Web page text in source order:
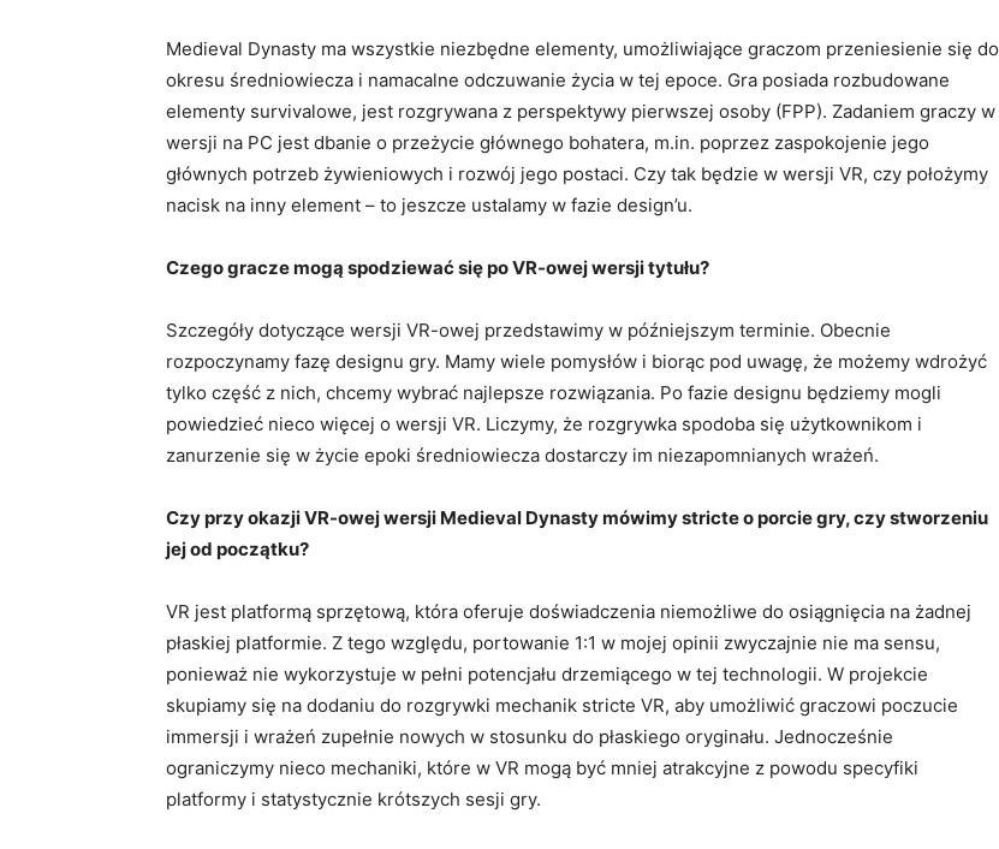
Medieval Dynasty ma wszystkie niezbędne elementy, umożliwiające graczom przeniesienie się do
okresu średniowiecza i namacalne odczuwanie życia w tej epoce. Gra posiada rozbudowane
elementy survivalowe, jest rozgrywana z perspektywy pierwszej osoby (FPP). Zadaniem graczy w
wersji na PC jest dbanie o przeżycie głównego bohatera, m.in. poprzez zaspokojenie jego
głównych potrzeb żywieniowych i rozwój jego postaci. Czy tak będzie w wersji VR, czy położymy
nacisk na inny element – to jeszcze ustalamy w fazie design’u.
Czego gracze mogą spodziewać się po VR-owej wersji tytułu?
Szczegóły dotyczące wersji VR-owej przedstawimy w późniejszym terminie. Obecnie
rozpoczynamy fazę designu gry. Mamy wiele pomysłów i biorąc pod uwagę, że możemy wdrożyć
tylko część z nich, chcemy wybrać najlepsze rozwiązania. Po fazie designu będziemy mogli
powiedzieć nieco więcej o wersji VR. Liczymy, że rozgrywka spodoba się użytkownikom i
zanurzenie się w życie epoki średniowiecza dostarczy im niezapomnianych wrażeń.
Czy przy okazji VR-owej wersji Medieval Dynasty mówimy stricte o porcie gry, czy stworzeniu
jej od początku?
VR jest platformą sprzętową, która oferuje doświadczenia niemożliwe do osiągnięcia na żadnej
płaskiej platformie. Z tego względu, portowanie 1:1 w mojej opinii zwyczajnie nie ma sensu,
ponieważ nie wykorzystuje w pełni potencjału drzemiącego w tej technologii. W projekcie
skupiamy się na dodaniu do rozgrywki mechanik stricte VR, aby umożliwić graczowi poczucie
immersji i wrażeń zupełnie nowych w stosunku do płaskiego oryginału. Jednocześnie
ograniczymy nieco mechaniki, które w VR mogą być mniej atrakcyjne z powodu specyfiki
platformy i statystycznie krótszych sesji gry.